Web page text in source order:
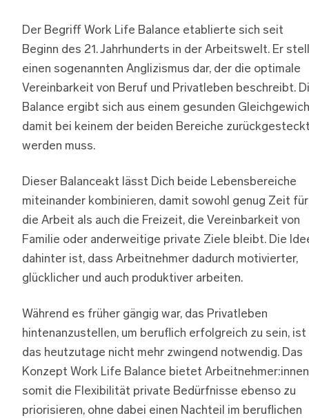
Der Begriff Work Life Balance etablierte sich seit
Beginn des 21. Jahrhunderts in der Arbeitswelt. Er
einen sogenannten Anglizismus dar, der die optimale
Vereinbarkeit von Beruf und Privatleben beschreibt.
Balance ergibt sich aus einem gesunden
damit bei keinem der beiden Bereiche
werden muss.
Dieser Balanceakt lässt Dich beide Lebensbereiche
miteinander kombinieren, damit sowohl genug Zeit für
die Arbeit als auch die Freizeit, die Vereinbarkeit von
Familie oder anderweitige private Ziele bleibt. Die
dahinter ist, dass Arbeitnehmer dadurch motivierter,
glücklicher und auch produktiver arbeiten.
Während es früher gängig war, das Privatleben
hintenanzustellen, um beruflich erfolgreich zu sein, ist
das heutzutage nicht mehr zwingend notwendig. Das
Konzept Work Life Balance bietet Arbeitnehmer:innen
somit die Flexibilität private Bedürfnisse ebenso zu
priorisieren, ohne dabei einen Nachteil im beruflichen